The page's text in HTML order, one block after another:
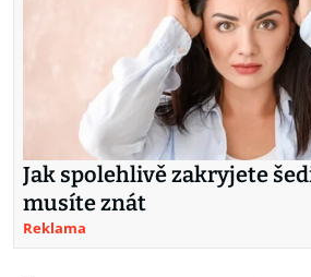
Jak spolehlivě zakryjete
musíte znát
Reklama